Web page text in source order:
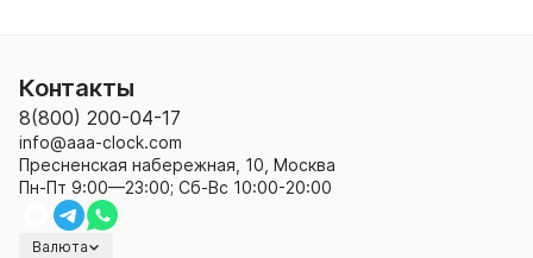
Контакты
8(800) 200-04-17
info@aaa-clock.com
Пресненская набережная, 10, Москва
Пн-Пт 9:00—23:00; Сб-Вс 10:00-20:00
Валюта